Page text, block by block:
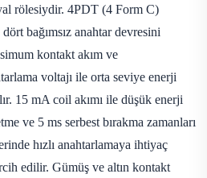
rölesiydir. 4PDT (4 Form C)
bağımsız anahtar devresini
kontakt akım ve
voltajı ile orta seviye enerji
15 mA coil akımı ile düşük enerji
ve 5 ms serbest bırakma zamanları
hızlı anahtarlamaya ihtiyaç
edilir. Gümüş ve altın kontakt